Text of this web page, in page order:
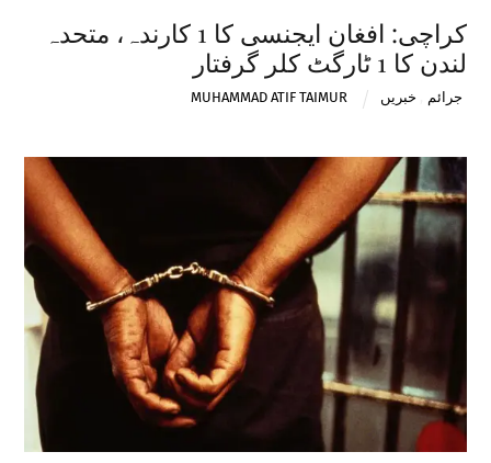
کراچی: افغان ایجنسی کا 1 کارندہ، متحدہ
لندن کا 1 ٹارگٹ کلر گرفتار
MUHAMMAD ATIF TAIMUR جرائم خبریں